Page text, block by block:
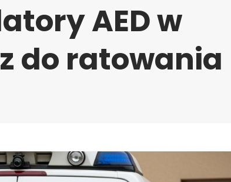
AED w
do ratowania